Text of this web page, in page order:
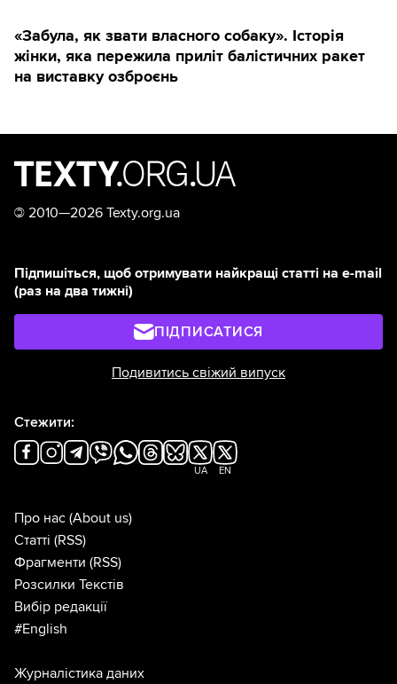
«Забула, як звати власного собаку». Історія
жінки, яка пережила приліт балістичних ракет
на виставку озброєнь
© 2010—2026 Texty.org.ua
Підпишіться, щоб отримувати найкращі статті на e-mail
(раз на два тижні)
ПІДПИСАТИСЯ
Подивитись свіжий випуск
Стежити:
UA EN
Про нас (About us)
Статті (RSS)
Фрагменти (RSS)
Розсилки Текстів
Вибір редакції
#English
Журналістика даних